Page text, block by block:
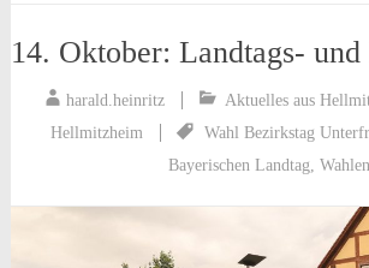
14. Oktober: Landtags-
harald.heinritz Aktuelles aus
Hellmitzheim
Wahl Bezirkstag
Bayerischen Landtag, Wahlen